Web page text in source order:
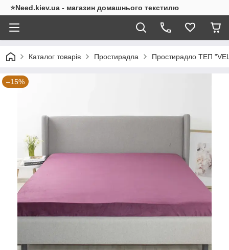
⭐Need.kiev.ua - магазин домашнього текстилю
Каталог товарів Простирадла Простирадло ТЕП
–15%